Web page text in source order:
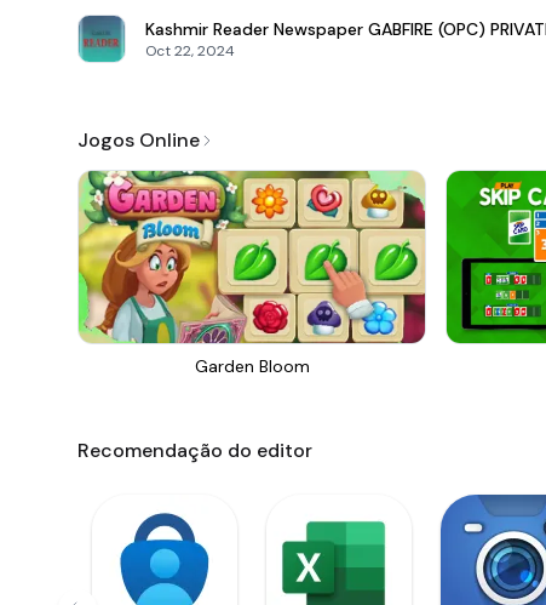
Kashmir Reader Newspaper GABFIRE (OPC)
Oct 22, 2024
Jogos Online
Garden Bloom
Recomendação do editor